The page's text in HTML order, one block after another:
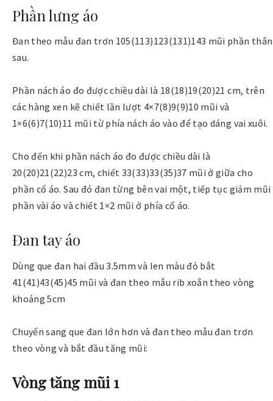
Phần lưng áo
Đan theo mẫu đan trơn 105(113)123(131)143 mũi phần thân
sau.
Phần nách áo đo được chiều dài là 18(18)19(20)21 cm, trên
các hàng xen kẽ chiết lần lượt 4×7(8)9(9)10 mũi và
1×6(6)7(10)11 mũi từ phía nách áo vào để tạo dáng vai xuôi.
Cho đến khi phần nách áo đo được chiều dài là
20(20)21(22)23 cm, chiết 33(33)33(35)37 mũi ở giữa cho
phần cổ áo. Sau đó đan từng bên vai một, tiếp tục giảm mũi
phần vài áo và chiết 1×2 mũi ở phía cổ áo.
Đan tay áo
Dùng que đan hai đầu 3.5mm và len màu đỏ bắt
41(41)43(45)45 mũi và đan theo mẫu rib xoắn theo vòng
khoảng 5cm
Chuyển sang que đan lớn hơn và đan theo mẫu đan trơn
theo vòng và bắt đầu tăng mũi:
Vòng tăng mũi 1